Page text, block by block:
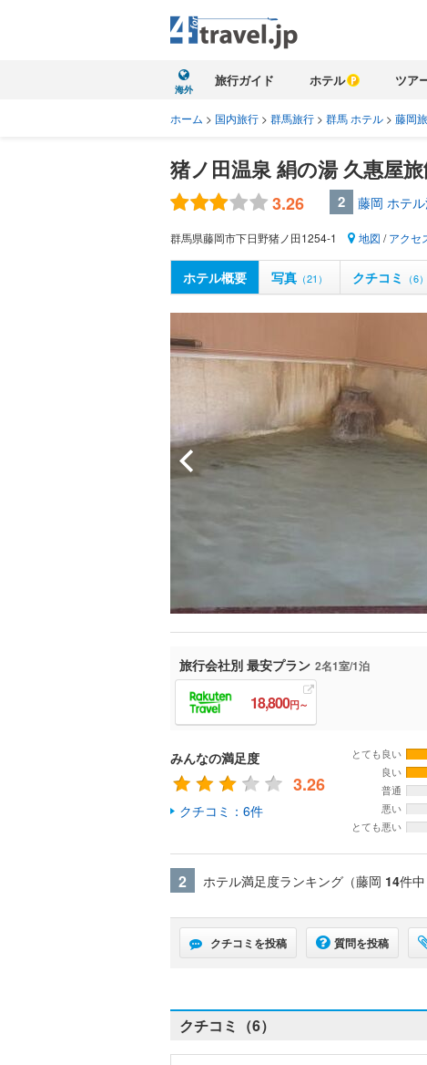
海外
旅行ガイド ホテル ツア
ホーム > 国内旅行 > 群馬旅行 > 群馬 ホテル > 藤岡
猪ノ田温泉 絹の湯 久惠屋旅
3.26 2 藤岡 ホテ
群馬県藤岡市下日野猪ノ田1254-1 地図 /アクセ
ホテル概要 写真 （21） クチコミ （6）
旅行会社別 最安プラン 2名1室/1泊
18,800円～
みんなの満足度
3.26
クチコミ：6件
とても良い
良い
普通
悪い
とても悪い
2 ホテル満足度ランキング（藤岡 14件中
クチコミを投稿 質問を投稿
クチコミ（6）